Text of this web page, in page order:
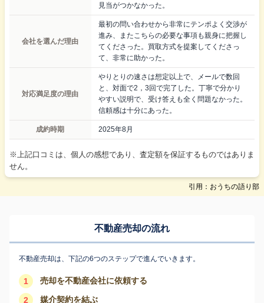
見当がつかなかった。
会社を選んだ理由
最初の問い合わせから非常にテンポよく交渉が
進み、またこちらの必要な事項も親身に把握し
てくださった。買取方式を提案してくださっ
て、非常に助かった。
対応満足度の理由
やりとりの速さは想定以上で、メールで数回
と、対面で2，3回で完了した。丁寧で分かり
やすい説明で、受け答えも全く問題なかった。
信頼感は十分にあった。
成約時期 2025年8月
※上記口コミは、個人の感想であり、査定額を保証するものではありま
せん。
引用：おうちの語り部
不動産売却の流れ
不動産売却は、下記の6つのステップで進んでいきます。
1 売却を不動産会社に依頼する
2 媒介契約を結ぶ